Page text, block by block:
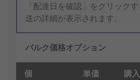
「配達日を確認」をクリック
送の詳細が表示されます。
バルク価格オプション
個 単価 購